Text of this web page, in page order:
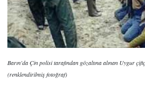
Barın'da Çin polisi tarafından gözaltına alınan Uygur
(renklendirilmiş fotoğraf)